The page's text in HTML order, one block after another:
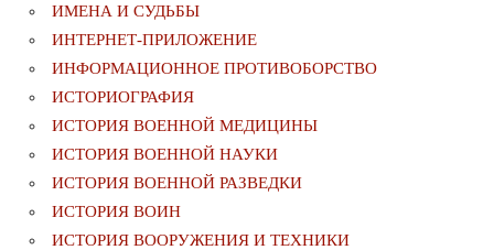
ИМЕНА И СУДЬБЫ
ИНТЕРНЕТ-ПРИЛОЖЕНИЕ
ИНФОРМАЦИОННОЕ ПРОТИВОБОРСТВО
ИСТОРИОГРАФИЯ
ИСТОРИЯ ВОЕННОЙ МЕДИЦИНЫ
ИСТОРИЯ ВОЕННОЙ НАУКИ
ИСТОРИЯ ВОЕННОЙ РАЗВЕДКИ
ИСТОРИЯ ВОИН
ИСТОРИЯ ВООРУЖЕНИЯ И ТЕХНИКИ